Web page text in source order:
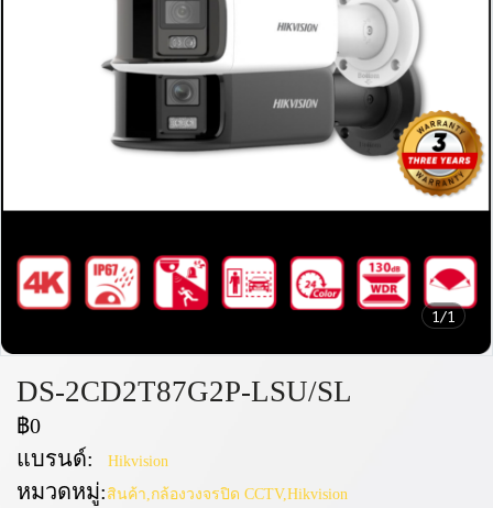
1/1
DS-2CD2T87G2P-LSU/SL
฿0
แบรนด์:
Hikvision
หมวดหมู่: สินค้า,กล้องวงจรปิด CCTV,Hikvision